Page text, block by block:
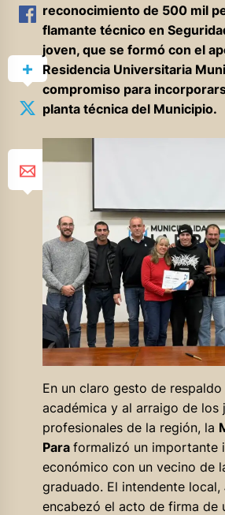
reconocimiento de 500 mil
flamante técnico en
joven, que se formó con el
Residencia Universitaria
compromiso para
planta técnica del Municipio.
En un claro gesto de
académica y al arraigo de los
profesionales de la región, la
Para formalizó un importante
económico con un vecino de
graduado. El intendente local,
encabezó el acto de firma de